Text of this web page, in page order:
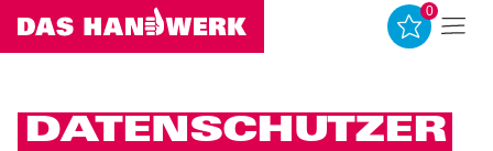
0
DATENSCHUTZER